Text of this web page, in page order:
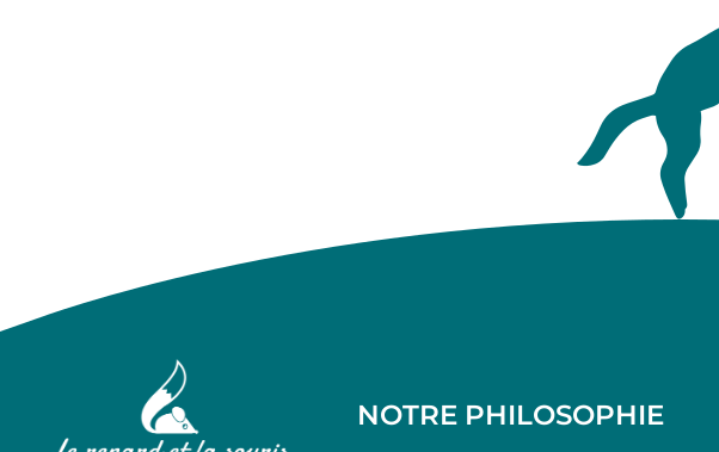
NOTRE PHILOSOPHIE